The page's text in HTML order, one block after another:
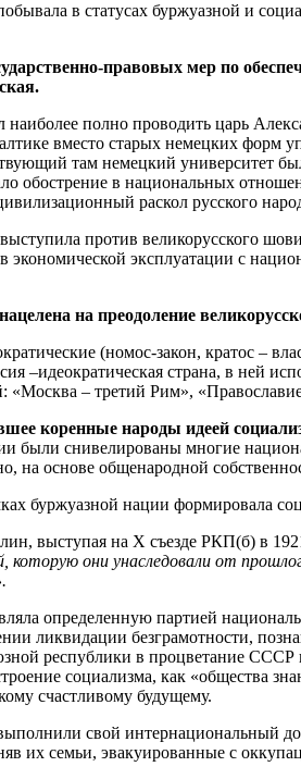
в статусах буржуазной и
правовых мер по
наиболее полно проводить царь
вместо старых немецких форм
там немецкий университет
обострение в национальных
раскол русского
против великорусского
экономической эксплуатации с
на преодоление
(номос-закон, кратос –
–идеократическая страна, в ней
– третий Рим»,
коренные народы идеей
были снивелированы многие
на основе общенародной
буржуазной нации формировала
выступая на Х съезде РКП(б) в
они унаследовали от
определенную партией
ликвидации безграмотности,
республики в процветание
социализма, как «общества
счастливому будущему.
свой интернациональный
их семьи, эвакуированные с